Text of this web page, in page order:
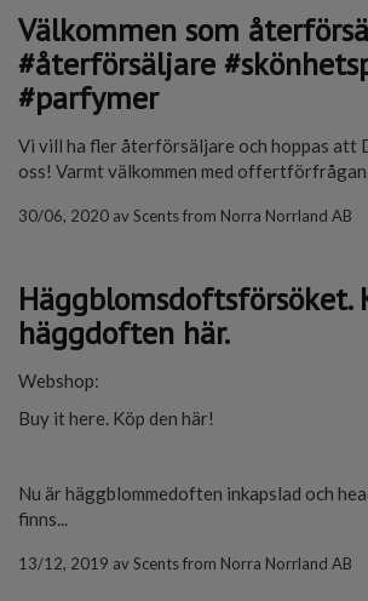
Välkommen som
#återförsäljare
#parfymer
Vi vill ha fler återförsäljare och hoppas att
oss! Varmt välkommen med
30/06, 2020 avScents from Norra Norrland AB
Häggblomsdoftsförsöket.
häggdoften här.
Webshop:
Buy it here. Köp den här!
Nu är häggblommedoften inkapslad och
finns...
13/12, 2019 avScents from Norra Norrland AB